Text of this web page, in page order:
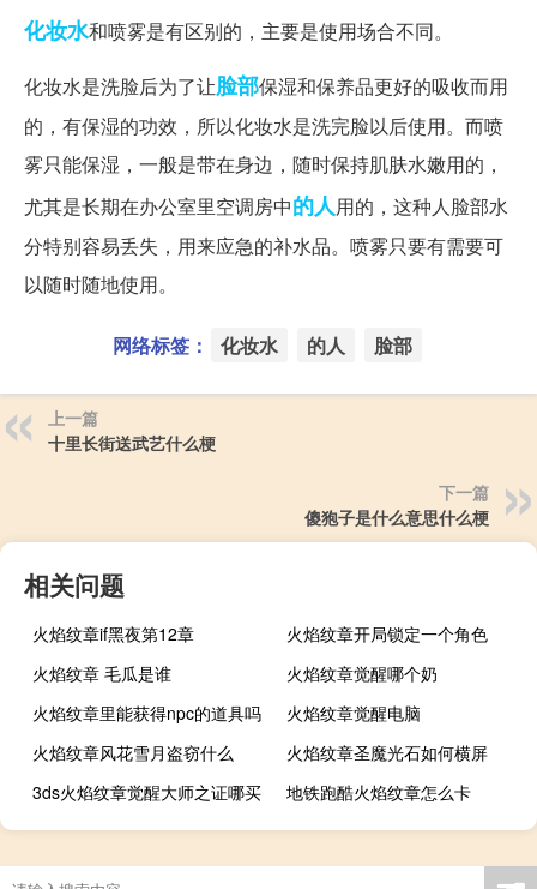
化妆水和喷雾是有区别的，主要是使用场合不同。
化妆水是洗脸后为了让脸部保湿和保养品更好的吸收而用
的，有保湿的功效，所以化妆水是洗完脸以后使用。而喷
雾只能保湿，一般是带在身边，随时保持肌肤水嫩用的，
尤其是长期在办公室里空调房中的人用的，这种人脸部水
分特别容易丢失，用来应急的补水品。喷雾只要有需要可
以随时随地使用。
网络标签： 化妆水 的人 脸部
上一篇
十里长街送武艺什么梗
下一篇
傻狍子是什么意思什么梗
相关问题
火焰纹章if黑夜第12章
火焰纹章开局锁定一个角色
火焰纹章 毛瓜是谁
火焰纹章觉醒哪个奶
火焰纹章里能获得npc的道具吗
火焰纹章觉醒电脑
火焰纹章风花雪月盗窃什么
火焰纹章圣魔光石如何横屏
3ds火焰纹章觉醒大师之证哪买
地铁跑酷火焰纹章怎么卡